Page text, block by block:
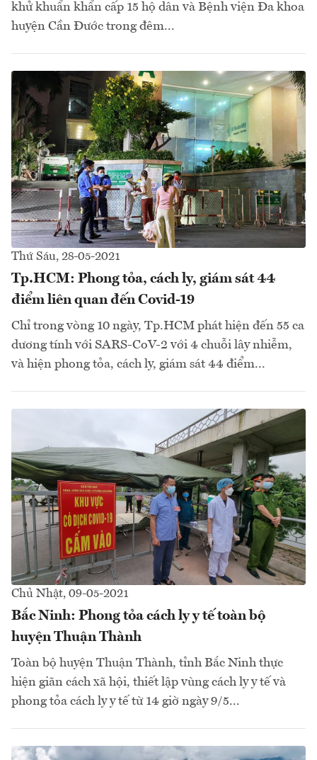
khử khuẩn khẩn cấp 15 hộ dân và Bệnh viện Đa khoa
huyện Cần Đước trong đêm...
Thứ Sáu, 28-05-2021
Tp.HCM: Phong tỏa, cách ly, giám sát 44
điểm liên quan đến Covid-19
Chỉ trong vòng 10 ngày, Tp.HCM phát hiện đến 55 ca
dương tính với SARS-CoV-2 với 4 chuỗi lây nhiễm,
và hiện phong tỏa, cách ly, giám sát 44 điểm...
Chủ Nhật, 09-05-2021
Bắc Ninh: Phong tỏa cách ly y tế toàn bộ
huyện Thuận Thành
Toàn bộ huyện Thuận Thành, tỉnh Bắc Ninh thực
hiện giãn cách xã hội, thiết lập vùng cách ly y tế và
phong tỏa cách ly y tế từ 14 giờ ngày 9/5...